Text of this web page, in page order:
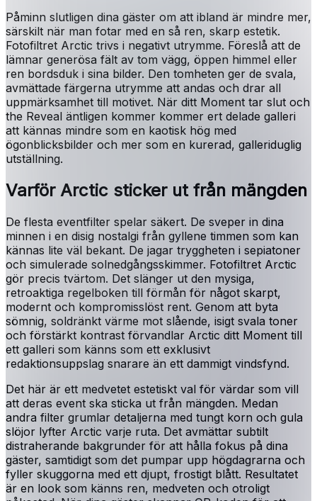
Påminn slutligen dina gäster om att ibland är mindre mer,
särskilt när man fotar med en så ren, skarp estetik.
Fotofiltret Arctic trivs i negativt utrymme. Föreslå att de
lämnar generösa fält av tom vägg, öppen himmel eller
ren bordsduk i sina bilder. Den tomheten ger de svala,
avmättade färgerna utrymme att andas och drar all
uppmärksamhet till motivet. När ditt Moment tar slut och
the Reveal äntligen kommer kommer ert delade galleri
att kännas mindre som en kaotisk hög med
ögonblicksbilder och mer som en kurerad, galleriduglig
utställning.
Varför Arctic sticker ut från mängden
De flesta eventfilter spelar säkert. De sveper in dina
minnen i en disig nostalgi från gyllene timmen som kan
kännas lite väl bekant. De jagar tryggheten i sepiatoner
och simulerade solnedgångsskimmer. Fotofiltret Arctic
gör precis tvärtom. Det slänger ut den mysiga,
retroaktiga regelboken till förmån för något skarpt,
modernt och kompromisslöst rent. Genom att byta
sömnig, soldränkt värme mot slående, isigt svala toner
och förstärkt kontrast förvandlar Arctic ditt Moment till
ett galleri som känns som ett exklusivt
redaktionsuppslag snarare än ett dammigt vindsfynd.
Det här är ett medvetet estetiskt val för värdar som vill
att deras event ska sticka ut från mängden. Medan
andra filter grumlar detaljerna med tungt korn och gula
slöjor lyfter Arctic varje ruta. Det avmättar subtilt
distraherande bakgrunder för att hålla fokus på dina
gäster, samtidigt som det pumpar upp högdagrarna och
fyller skuggorna med ett djupt, frostigt blått. Resultatet
är en look som känns ren, medveten och otroligt